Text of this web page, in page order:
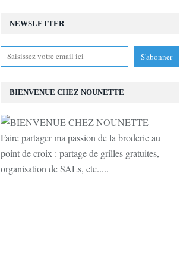
NEWSLETTER
BIENVENUE CHEZ NOUNETTE
Faire partager ma passion de la broderie au
point de croix : partage de grilles gratuites,
organisation de SALs, etc.....